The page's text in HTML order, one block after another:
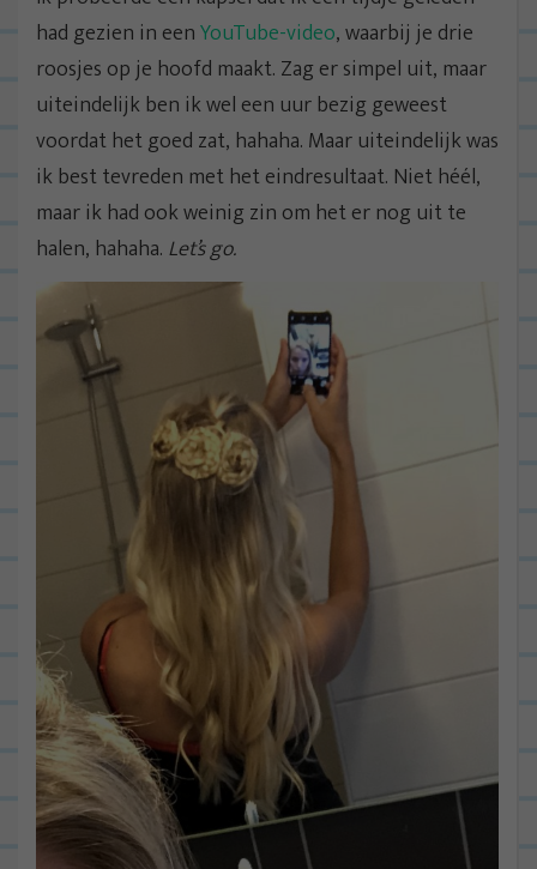
had gezien in eenYouTube-video, waarbij je drie
roosjes op je hoofd maakt. Zag er simpel uit, maar
uiteindelijk ben ik wel een uur bezig geweest
voordat het goed zat, hahaha. Maar uiteindelijk was
ik best tevreden met het eindresultaat. Niet héél,
maar ik had ook weinig zin om het er nog uit te
halen, hahaha. Let’s go.